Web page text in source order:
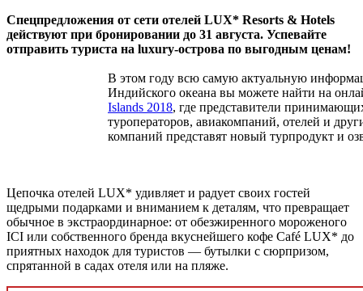
Cпецпредложения от сети отелей LUX* Resorts & Hotels
действуют при бронировании до 31 августа. Успевайте
отправить туриста на luxury-острова по выгодным ценам!
В этом году всю самую актуальную
Индийского океана вы можете найти на
Islands 2018, где представители
туроператоров, авиакомпаний, отелей и
компаний представят новый турпродукт и
Цепочка отелей LUX* удивляет и радует своих гостей
щедрыми подарками и вниманием к деталям, что превращает
обычное в экстраординарное: от обезжиренного мороженого
ICI или собственного бренда вкуснейшего кофе Café LUX* до
приятных находок для туристов — бутылки с сюрпризом,
спрятанной в садах отеля или на пляже.